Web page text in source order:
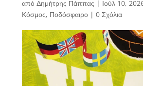
από Δημήτρης Πάππας | Ιούλ 10,
Κόσμος, Ποδόσφαιρο| 0 Σχόλια